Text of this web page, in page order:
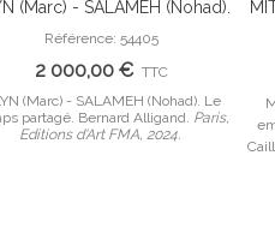
Ajouter Au Panier
(Marc) - SALAMEH (Nohad).
Le Temps partagé. Bernard
Alligand.
Référence: 54405
2 000,00 € TTC
(Marc) - SALAMEH (Nohad). Le
partagé. Bernard Alligand. Paris,
Editions d'Art FMA, 2024.
F.